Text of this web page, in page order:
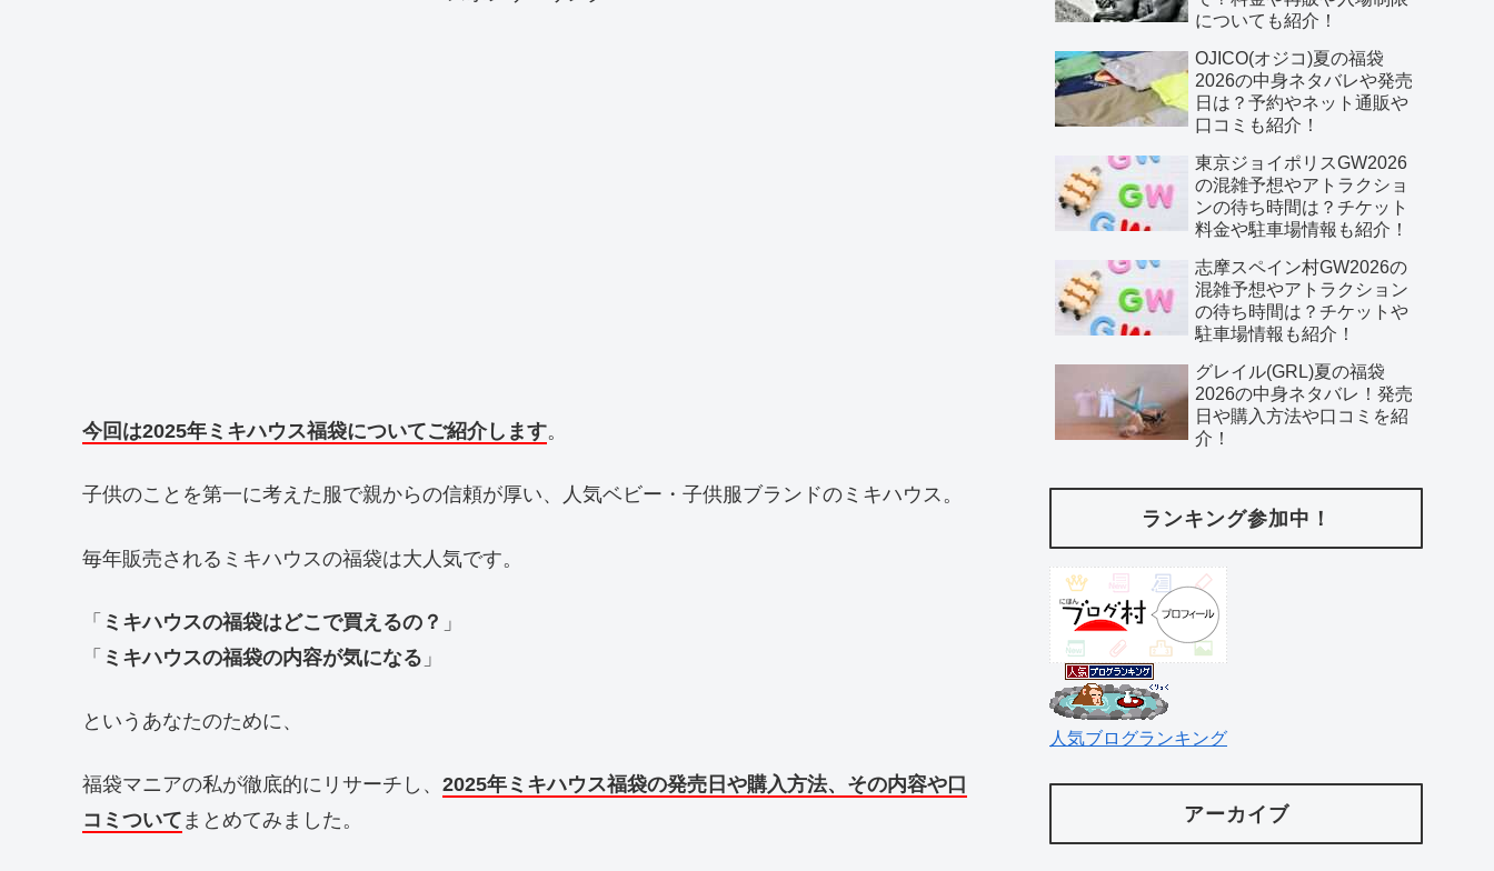
今回は2025年ミキハウス福袋についてご紹介します。
子供のことを第一に考えた服で親からの信頼が厚い、人気ベビー・子供服ブランドのミキハウス。
毎年販売されるミキハウスの福袋は大人気です。
「 ミキハウスの福袋はどこで買えるの？ 」
「 ミキハウスの福袋の内容が気になる 」
というあなたのために、
福袋マニアの私が徹底的にリサーチし、 2025年ミキハウス福袋の発売日や購入方法、その内容や口
コミついて まとめてみました。
についても紹介！
OJICO(オジコ)夏の福袋
2026の中身ネタバレや発売
日は？予約やネット通販や
口コミも紹介！
東京ジョイポリスGW2026
の混雑予想やアトラクショ
ンの待ち時間は？チケット
料金や駐車場情報も紹介！
志摩スペイン村GW2026の
混雑予想やアトラクション
の待ち時間は？チケットや
駐車場情報も紹介！
グレイル(GRL)夏の福袋
2026の中身ネタバレ！発売
日や購入方法や口コミを紹
介！
ランキング参加中！
人気ブログランキング
アーカイブ